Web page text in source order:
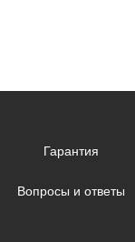
Гарантия
Вопросы и ответы